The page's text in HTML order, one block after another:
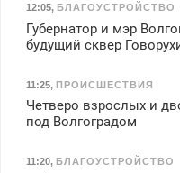
12:05, БЛАГОУСТРОЙСТВО
Губернатор и мэр
будущий сквер
11:25, ПРОИСШЕСТВИЯ
Четверо взрослых и
под Волгоградом
11:20, БЛАГОУСТРОЙСТВО